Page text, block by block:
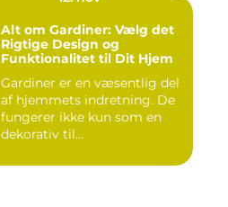
Alt om Gardiner: Vælg det
Rigtige Design og
Funktionalitet til Dit Hjem
Gardiner er en væsentlig del
af hjemmets indretning. De
fungerer ikke kun som en
dekorativ til...